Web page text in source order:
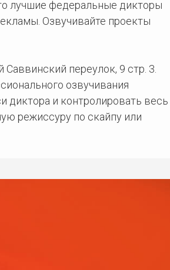
лучшие федеральные дикторы
Озвучивайте проекты
переулок, 9 стр. 3.
озвучивания
диктора и контролировать весь
режиссуру по скайпу или